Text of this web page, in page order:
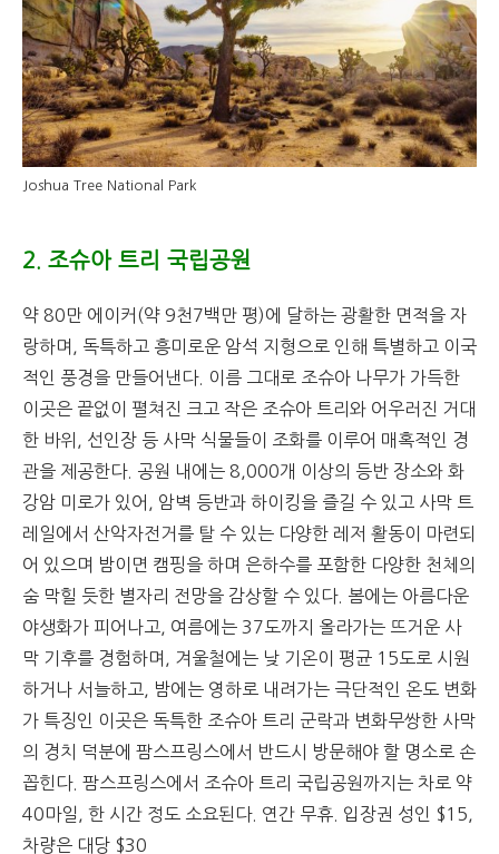
Joshua Tree National Park
2. 조슈아 트리 국립공원
약 80만 에이커(약 9천7백만 평)에 달하는 광활한 면적을 자
랑하며, 독특하고 흥미로운 암석 지형으로 인해 특별하고 이국
적인 풍경을 만들어낸다. 이름 그대로 조슈아 나무가 가득한
이곳은 끝없이 펼쳐진 크고 작은 조슈아 트리와 어우러진 거대
한 바위, 선인장 등 사막 식물들이 조화를 이루어 매혹적인 경
관을 제공한다. 공원 내에는 8,000개 이상의 등반 장소와 화
강암 미로가 있어, 암벽 등반과 하이킹을 즐길 수 있고 사막 트
레일에서 산악자전거를 탈 수 있는 다양한 레저 활동이 마련되
어 있으며 밤이면 캠핑을 하며 은하수를 포함한 다양한 천체의
숨 막힐 듯한 별자리 전망을 감상할 수 있다. 봄에는 아름다운
야생화가 피어나고, 여름에는 37도까지 올라가는 뜨거운 사
막 기후를 경험하며, 겨울철에는 낮 기온이 평균 15도로 시원
하거나 서늘하고, 밤에는 영하로 내려가는 극단적인 온도 변화
가 특징인 이곳은 독특한 조슈아 트리 군락과 변화무쌍한 사막
의 경치 덕분에 팜스프링스에서 반드시 방문해야 할 명소로 손
꼽힌다. 팜스프링스에서 조슈아 트리 국립공원까지는 차로 약
40마일, 한 시간 정도 소요된다. 연간 무휴. 입장권 성인 $15,
차량은 대당 $30